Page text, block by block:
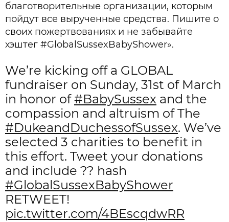
благотворительные организации, которым
пойдут все вырученные средства. Пишите о
своих пожертвованиях и не забывайте
хэштег #GlobalSussexBabyShower».
We’re kicking off a GLOBAL
fundraiser on Sunday, 31st of March
in honor of#BabySussex and the
compassion and altruism of The
#DukeandDuchessofSussex. We’ve
selected 3 charities to benefit in
this effort. Tweet your donations
and include ?? hash
#GlobalSussexBabyShower
RETWEET!
pic.twitter.com/4BEscqdwRR